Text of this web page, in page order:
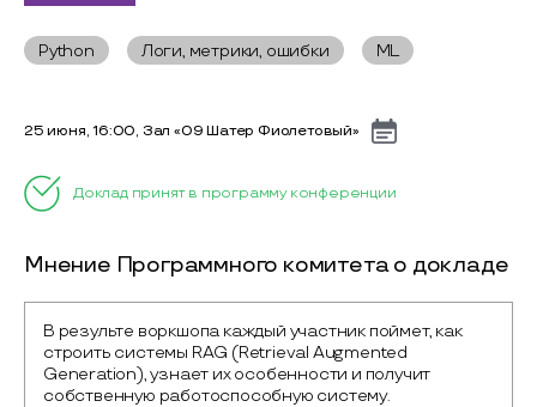
Python Логи, метрики, ошибки ML
25 июня, 16:00, Зал «09 Шатер Фиолетовый»
Доклад принят в программу конференции
Мнение Программного комитета о докладе
В результе воркшопа каждый участник поймет, как
строить системы RAG (Retrieval Augmented
Generation), узнает их особенности и получит
собственную работоспособную систему.